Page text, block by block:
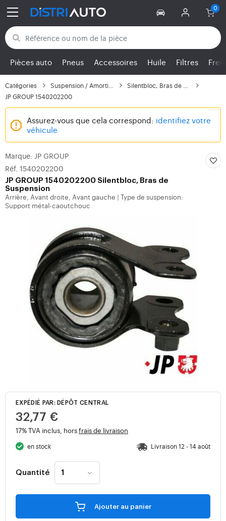
Retour aux catégories
Pièces auto Pneus Accessoires Huile Filtres
Catégories
JP GROUP 1540202200
Assurez-vous que cela correspond: identifiez votre
véhicule
Marque: JP GROUP
Réf. 1540202200
JP GROUP 1540202200 Silentbloc, Bras de
Suspension
Arrière, Avant droite, Avant gauche
Type de suspension:
Support métal-caoutchouc
EXPÉDIÉ PAR: DÉPÔT CENTRAL
32,77 €
17% TVA inclus, horsfrais de livraison
en stock Livraison 12 - 14 août
Quantité
Ajouter au panier